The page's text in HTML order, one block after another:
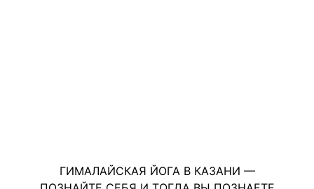
ГИМАЛАЙСКАЯ ЙОГА В КАЗАНИ —